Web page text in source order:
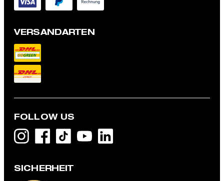
479,95 €
VERSANDARTEN
FOLLOW US
SICHERHEIT